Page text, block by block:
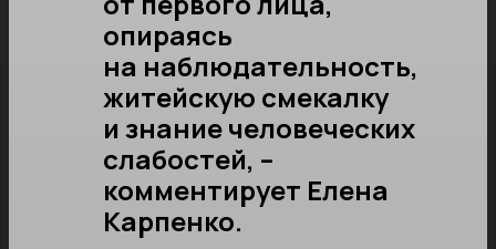
опираясь
на наблюдательность,
житейскую смекалку
и знание человеческих
слабостей, –
комментирует Елена
Карпенко.